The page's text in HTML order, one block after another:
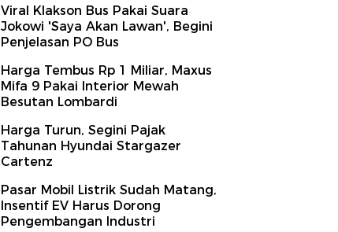
Viral Klakson Bus Pakai Suara
Jokowi 'Saya Akan Lawan', Begini
Penjelasan PO Bus
Harga Tembus Rp 1 Miliar, Maxus
Mifa 9 Pakai Interior Mewah
Besutan Lombardi
Harga Turun, Segini Pajak
Tahunan Hyundai Stargazer
Cartenz
Pasar Mobil Listrik Sudah Matang,
Insentif EV Harus Dorong
Pengembangan Industri